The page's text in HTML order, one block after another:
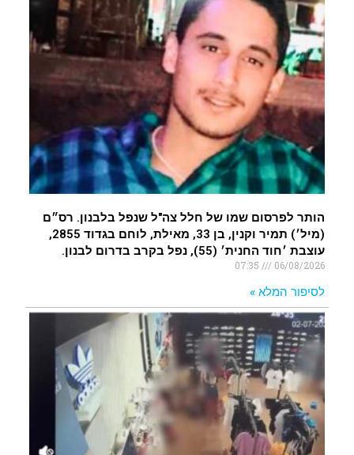
הותר לפרסום שמו של חלל צה"ל שנפל בלבנון. רס״ם
(מיל׳) תמיר וקנין, בן 33, מאילת, לוחם בגדוד 2855,
עוצבת ׳חוד החנית׳ (55), נפל בקרב בדרום לבנון.
06/08/2026
לסיפור המלא »